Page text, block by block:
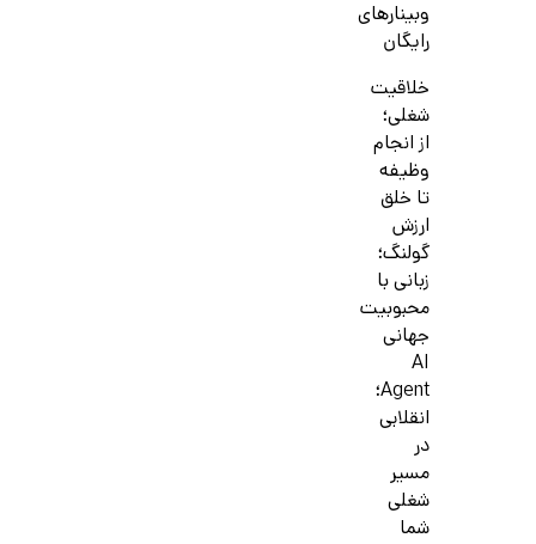
وبینارهای
رایگان
خلاقیت
شغلی؛
از انجام
وظیفه
تا خلق
ارزش
گولنگ؛
زبانی با
محبوبیت
جهانی
AI
Agent؛
انقلابی
در
مسیر
شغلی
شما